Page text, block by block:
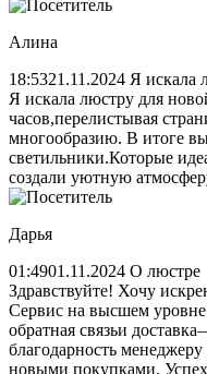
Алина
18:5321.11.2024 Я искала
Я искала люстру для
часов,перелистывая
многообразию. В итоге
светильники.Которые
создали уютную
Дарья
01:4901.11.2024 О люстре
Здравствуйте! Хочу
Сервис на высшем
обратная связьи
благодарность
новыми покупками.